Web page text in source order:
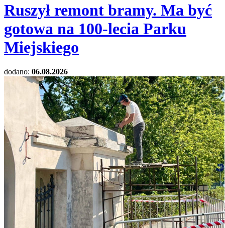
Ruszył remont bramy. Ma być
gotowa na 100-lecia Parku
Miejskiego
dodano: 06.08.2026